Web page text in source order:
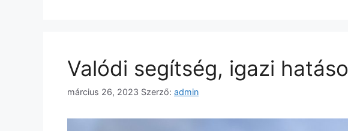
Valódi segítség, igazi
március 26, 2023 Szerző: admin